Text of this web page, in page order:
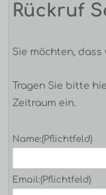
Rückruf
Sie möchten, dass
Tragen Sie bitte
Zeitraum ein.
Name:(Pflichtfeld)
Email:(Pflichtfeld)